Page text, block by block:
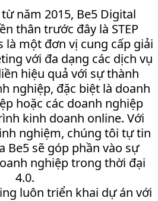
năm 2015, Be5 Digital
thân trước đây là STEP
là một đơn vị cung cấp giải
với đa dạng các dịch vụ
hiệu quả với sự thành
nghiệp, đặc biệt là doanh
hoặc các doanh nghiệp
kinh doanh online. Với
nghiệm, chúng tôi tự tin
Be5 sẽ góp phần vào sự
nghiệp trong thời đại
4.0.
luôn triển khai dự án với